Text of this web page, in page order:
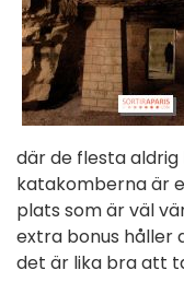
där de flesta
katakomberna är
plats som är väl
extra bonus håller
det är lika bra att